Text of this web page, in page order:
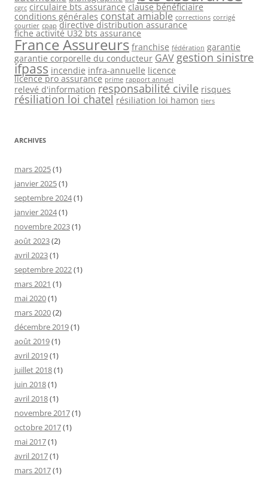
cgrc circulaire bts assurance clause bénéficiaire
conditions générales constat amiable corrections corrigé
courtier cpap directive distribution assurance
fiche activité U32 bts assurance
France Assureurs franchise fédération garantie
garantie corporelle du conducteur GAV gestion sinistre
ifpass incendie infra-annuelle licence
licence pro assurance prime rapport annuel
relevé d'information responsabilité civile risques
résiliation loi chatel résiliation loi hamon tiers
ARCHIVES
mars 2025(1)
janvier 2025(1)
septembre 2024(1)
janvier 2024(1)
novembre 2023(1)
août 2023(2)
avril 2023(1)
septembre 2022(1)
mars 2021 (1)
mai 2020(1)
mars 2020(2)
décembre 2019(1)
août 2019(1)
avril 2019(1)
juillet 2018(1)
juin 2018(1)
avril 2018(1)
novembre 2017(1)
octobre 2017(1)
mai 2017(1)
avril 2017(1)
mars 2017(1)